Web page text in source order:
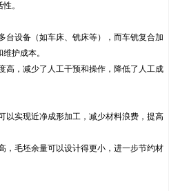
。
设备（如车床、铣床等），而车铣复合加
护成本。
，减少了人工干预和操作，降低了人工成
实现近净成形加工，减少材料浪费，提高
毛坯余量可以设计得更小，进一步节约材